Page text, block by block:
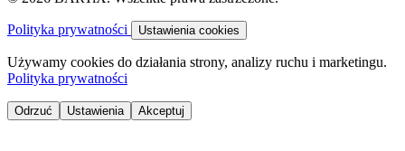
Polityka prywatności Ustawienia cookies
Używamy cookies do działania strony, analizy ruchu i marketingu.
Polityka prywatności
Odrzuć Ustawienia Akceptuj